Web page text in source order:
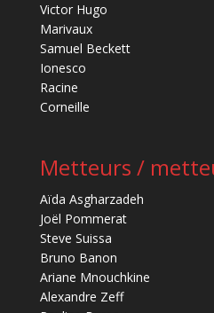
Victor Hugo
Marivaux
Samuel Beckett
Ionesco
Racine
Corneille
Metteurs /
Aïda Asgharzadeh
Joël Pommerat
Steve Suissa
Bruno Banon
Ariane Mnouchkine
Alexandre Zeff